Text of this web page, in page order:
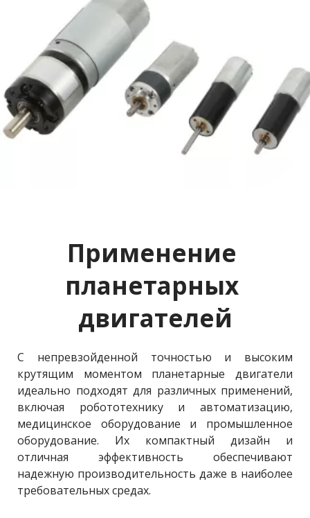
Применение
планетарных
двигателей
С непревзойденной точностью и высоким
крутящим моментом планетарные двигатели
идеально подходят для различных применений,
включая робототехнику и автоматизацию,
медицинское оборудование и промышленное
оборудование. Их компактный дизайн и
отличная эффективность обеспечивают
надежную производительность даже в наиболее
требовательных средах.